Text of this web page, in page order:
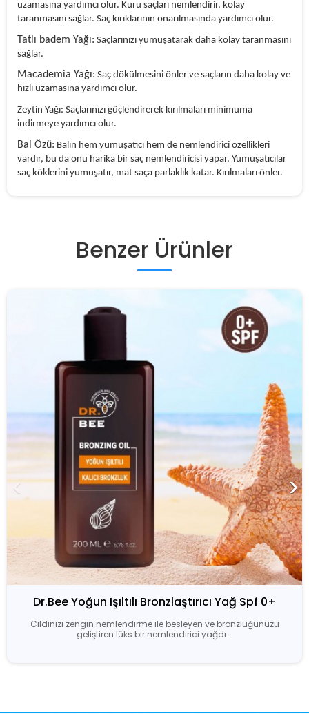
uzamasına yardımcı olur. Kuru saçları nemlendirir, kolay
taranmasını sağlar. Saç kırıklarının onarılmasında yardımcı olur.
Tatlı badem Yağı: Saçlarınızı yumuşatarak daha kolay taranmasını
sağlar.
Macademia Yağı: Saç dökülmesini önler ve saçların daha kolay ve
hızlı uzamasına yardımcı olur.
Zeytin Yağı: Saçlarınızı güçlendirerek kırılmaları minimuma
indirmeye yardımcı olur.
Bal Özü: Balın hem yumuşatıcı hem de nemlendirici özellikleri
vardır, bu da onu harika bir saç nemlendiricisi yapar. Yumuşatıcılar
saç köklerini yumuşatır, mat saça parlaklık katar. Kırılmaları önler.
Benzer Ürünler
Dr.Bee Yoğun Işıltılı Bronzlaştırıcı Yağ Spf 0+
Cildinizi zengin nemlendirme ile besleyen ve bronzluğunuzu
geliştiren lüks bir nemlendirici yağdı...
‹ ›